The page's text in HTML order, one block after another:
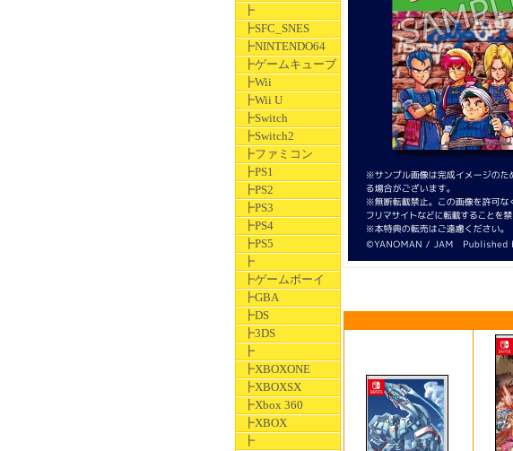
┣
┣SFC_SNES
┣NINTENDO64
┣ゲームキューブ
┣Wii
┣Wii U
┣Switch
┣Switch2
┣ファミコン
┣PS1
┣PS2
┣PS3
┣PS4
┣PS5
┣
┣ゲームボーイ
┣GBA
┣DS
┣3DS
┣
┣XBOXONE
┣XBOXSX
┣Xbox 360
┣XBOX
┣